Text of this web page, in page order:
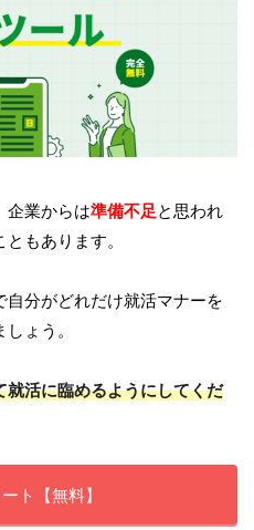
企業からは準備不足と思われ
もあります。
自分がどれだけ就活マナーを
ょう。
活に臨めるようにしてくだ
ト【無料】